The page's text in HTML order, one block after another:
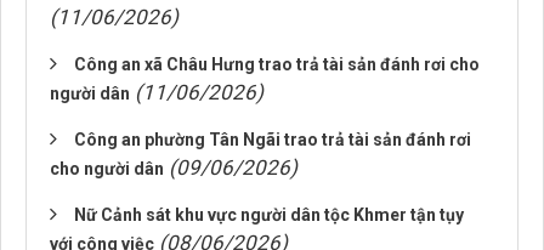
(11/06/2026)
Công an xã Châu Hưng trao trả tài sản đánh rơi cho
người dân (11/06/2026)
Công an phường Tân Ngãi trao trả tài sản đánh rơi
cho người dân (09/06/2026)
Nữ Cảnh sát khu vực người dân tộc Khmer tận tụy
với công việc (08/06/2026)